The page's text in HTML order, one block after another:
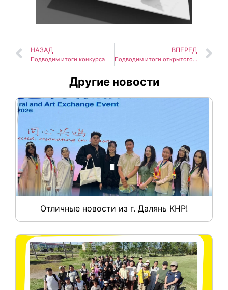
НАЗАД
Подводим итоги конкурса
ВПЕРЕД
Подводим итоги открытого творческого конкурса «Мой безопасный интернет»
Другие новости
Отличные новости из г. Далянь КНР!